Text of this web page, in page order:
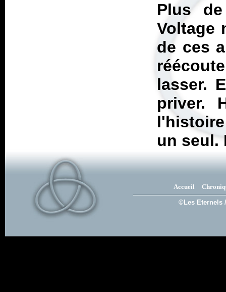
Plus
Voltage
de ces
lasser.
priver.
un seul.
Accueil
©Les Eternels